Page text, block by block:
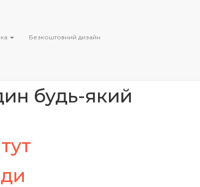
Безкоштовний дизайн
доставкою Новою
будь-який